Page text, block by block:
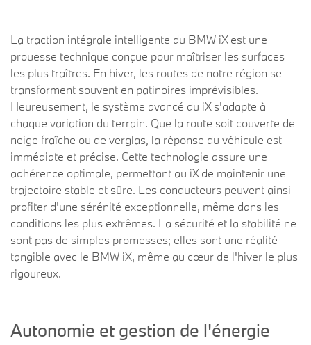
La traction intégrale intelligente du BMW iX est une
prouesse technique conçue pour maîtriser les surfaces
les plus traîtres. En hiver, les routes de notre région se
transforment souvent en patinoires imprévisibles.
Heureusement, le système avancé du iX s'adapte à
chaque variation du terrain. Que la route soit couverte de
neige fraîche ou de verglas, la réponse du véhicule est
immédiate et précise. Cette technologie assure une
adhérence optimale, permettant au iX de maintenir une
trajectoire stable et sûre. Les conducteurs peuvent ainsi
profiter d'une sérénité exceptionnelle, même dans les
conditions les plus extrêmes. La sécurité et la stabilité ne
sont pas de simples promesses; elles sont une réalité
tangible avec le BMW iX, même au cœur de l'hiver le plus
rigoureux.
Autonomie et gestion de l'énergie